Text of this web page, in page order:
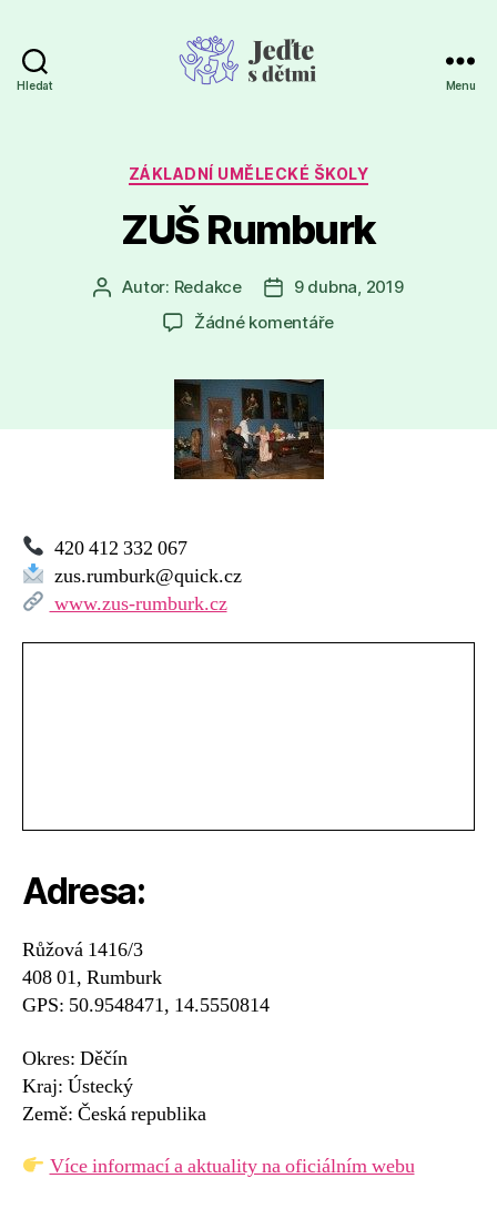
Hledat Menu
Rubriky
ZÁKLADNÍ UMĚLECKÉ ŠKOLY
ZUŠ Rumburk
Autor
příspěvku
Autor: Redakce
Datum
příspěvku
9 dubna, 2019
Žádné komentářeu
420 412 332 067
zus.rumburk@quick.cz
www.zus-rumburk.cz
Adresa:
Růžová 1416/3
408 01, Rumburk
GPS: 50.9548471, 14.5550814
Okres: Děčín
Kraj: Ústecký
Země: Česká republika
Více informací a aktuality na oficiálním webu